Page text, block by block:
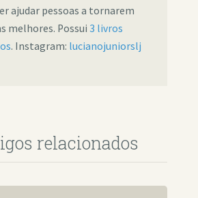
ajudar pessoas a tornarem
melhores. Possui 3 livros
. Instagram: lucianojuniorslj
relacionados